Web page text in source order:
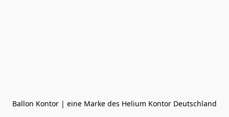
Ballon Kontor | eine Marke des Helium Kontor Deutschland